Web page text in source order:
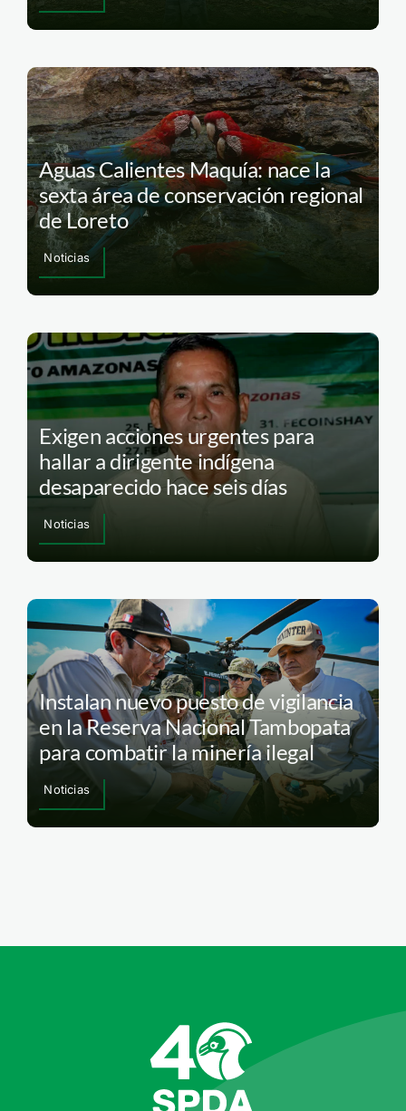
Aguas Calientes Maquía: nace la
sexta área de conservación regional
de Loreto
Noticias
Exigen acciones urgentes para
hallar a dirigente indígena
desaparecido hace seis días
Noticias
Instalan nuevo puesto de vigilancia
en la Reserva Nacional Tambopata
para combatir la minería ilegal
Noticias